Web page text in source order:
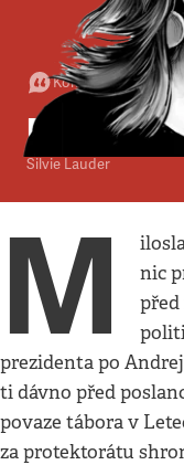
Komentář:Politika•
Silvie Lauder
M
nic
prezidenta po
ti dávno před
povaze tábora v
za protektorátu